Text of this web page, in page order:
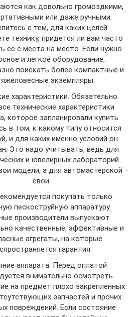
как довольно громоздкими,
или даже ручными.
с тем, для каких целей
технику, придется ли вам часто
ее с места на место. Если нужно
и легкое оборудование,
поискать более компактные и
экземпляры.
характеристики. Обязательно
технические характеристики
которое запланировали купить.
в том, к какому типу относится
и для каких именно условий он
Это надо учитывать, ведь для
и ювелирных лабораторий
модели, а для автомастерской –
свои.
покупать только
пескоструйную аппаратуру.
производители выпускают
качественные, эффективные и
агрегаты, на которые
гарантия.
аппарата. Перед оплатой
внимательно осмотреть
на предмет плохо закрепленных
запчастей и прочих
повреждений. Если состояние